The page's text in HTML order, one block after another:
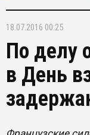
18.07.2016 00:25
По делу
в День